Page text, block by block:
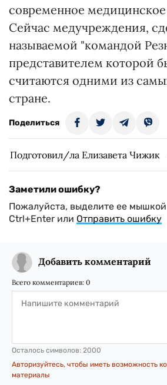
современное
Сейчас медучреждения,
называемой "командой
представителем которой
считаются одними из
стране.
Поделиться
Подготовил/ла Елизавета Чижик
Заметили ошибку?
Пожалуйста, выделите ее
Ctrl+Enter или Отправить ошибку
Добавить комментарий
Всего комментариев: 0
Осталось символов: 2000
Авторизуйтесь, чтобы иметь возможность
материалы